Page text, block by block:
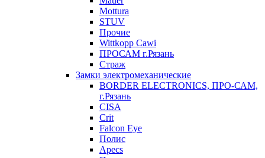
Mottura
STUV
Прочие
Wittkopp Cawi
ПРОСАМ г.Рязань
Страж
Замки электромеханические
BORDER ELECTRONICS, ПРО-САМ,
г.Рязань
CISA
Crit
Falcon Eye
Полис
Apecs